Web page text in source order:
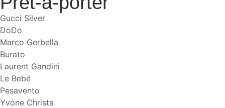
Gucci Silver
DoDo
Marco Gerbella
Burato
Laurent Gandini
Le Bebé
Pesavento
Yvone Christa